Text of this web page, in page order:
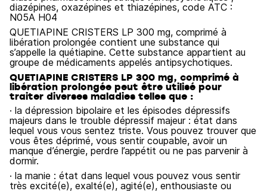
diazépines, oxazépines et thiazépines, code ATC :
N05A H04
QUETIAPINE CRISTERS LP 300 mg, comprimé à
libération prolongée contient une substance qui
s’appelle la quétiapine. Cette substance appartient au
groupe de médicaments appelés antipsychotiques.
QUETIAPINE CRISTERS LP 300 mg, comprimé à
libération prolongée peut être utilisé pour
traiter diverses maladies telles que :
· la dépression bipolaire et les épisodes dépressifs
majeurs dans le trouble dépressif majeur : état dans
lequel vous vous sentez triste. Vous pouvez trouver que
vous êtes déprimé, vous sentir coupable, avoir un
manque d’énergie, perdre l’appétit ou ne pas parvenir à
dormir.
· la manie : état dans lequel vous pouvez vous sentir
très excité(e), exalté(e), agité(e), enthousiaste ou